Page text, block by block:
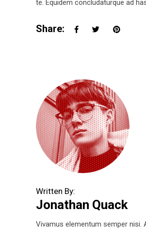
te. Equidem concludaturque ad
Share:
Written By:
Jonathan Quack
Vivamus elementum semper nisi.